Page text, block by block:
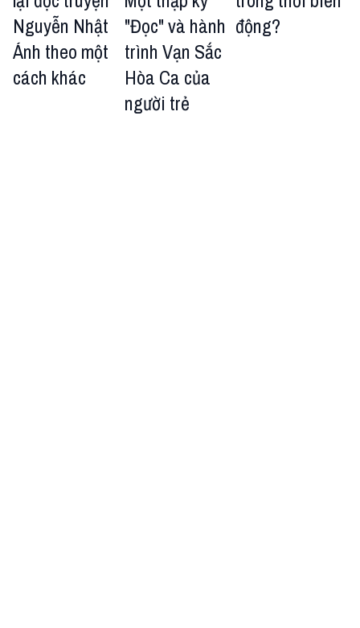
Nguyễn Nhật
Ánh theo một
cách khác
"Đọc" và hành
trình Vạn Sắc
Hòa Ca của
người trẻ
động?